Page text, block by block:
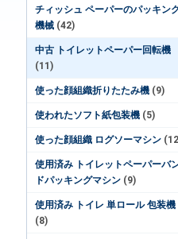
チィッシュ ペーパーのパッキン
機械 (42)
中古 トイレットペーパー回転機
(11)
使った顔組織折りたたみ機 (9)
使われたソフト紙包装機 (5)
使った顔組織 ログソーマシン
使用済み トイレットペーパーバ
ドパッキングマシン (9)
使用済み トイレ 単ロール 包装機
(8)